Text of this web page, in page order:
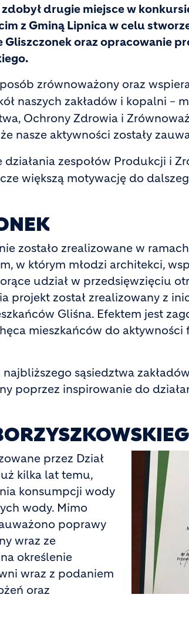
drugie miejsce w
z Gminą Lipnica w celu
Gliszczonek oraz opracowanie
zrównoważony oraz
naszych zakładów i kopalni –
Ochrony Zdrowia i
nasze aktywności zostały
zespołów Produkcji i
większą motywację do
zostało zrealizowane w
w którym młodzi architekci,
udział w przedsięwzięciu
projekt został zrealizowany z
Gliśna. Efektem jest
mieszkańców do
sąsiedztwa
poprzez inspirowanie do
przez Dział
kilka lat temu,
konsumpcji wody
wody. Mimo
poprawy
wraz ze
określenie
wraz z podaniem
oraz